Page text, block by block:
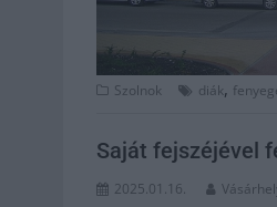
Szolnok diák,
Saját fejszéjével
2025.01.16.